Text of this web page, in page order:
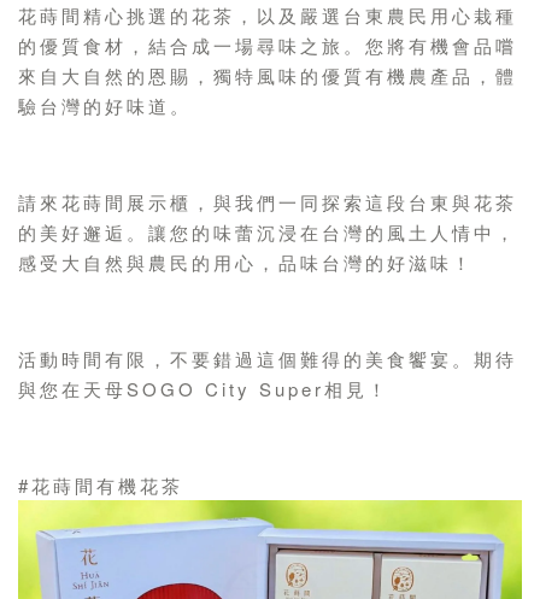
花蒔間精心挑選的花茶，以及嚴選台東農民用心栽種
的優質食材，結合成一場尋味之旅。您將有機會品嚐
來自大自然的恩賜，獨特風味的優質有機農產品，體
驗台灣的好味道。
請來花蒔間展示櫃，與我們一同探索這段台東與花茶
的美好邂逅。讓您的味蕾沉浸在台灣的風土人情中，
感受大自然與農民的用心，品味台灣的好滋味！
活動時間有限，不要錯過這個難得的美食饗宴。期待
與您在天母SOGO City Super相見！
#花蒔間有機花茶